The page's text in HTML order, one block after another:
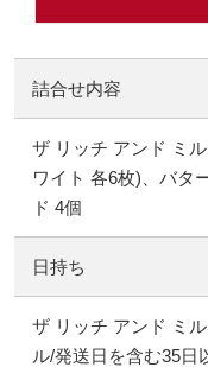
詰合せ内容
ザ リッチ アンド ミ
ワイト 各6枚)、バタ
ド 4個
日持ち
ザ リッチ アンド ミ
ル/発送日を含む35日